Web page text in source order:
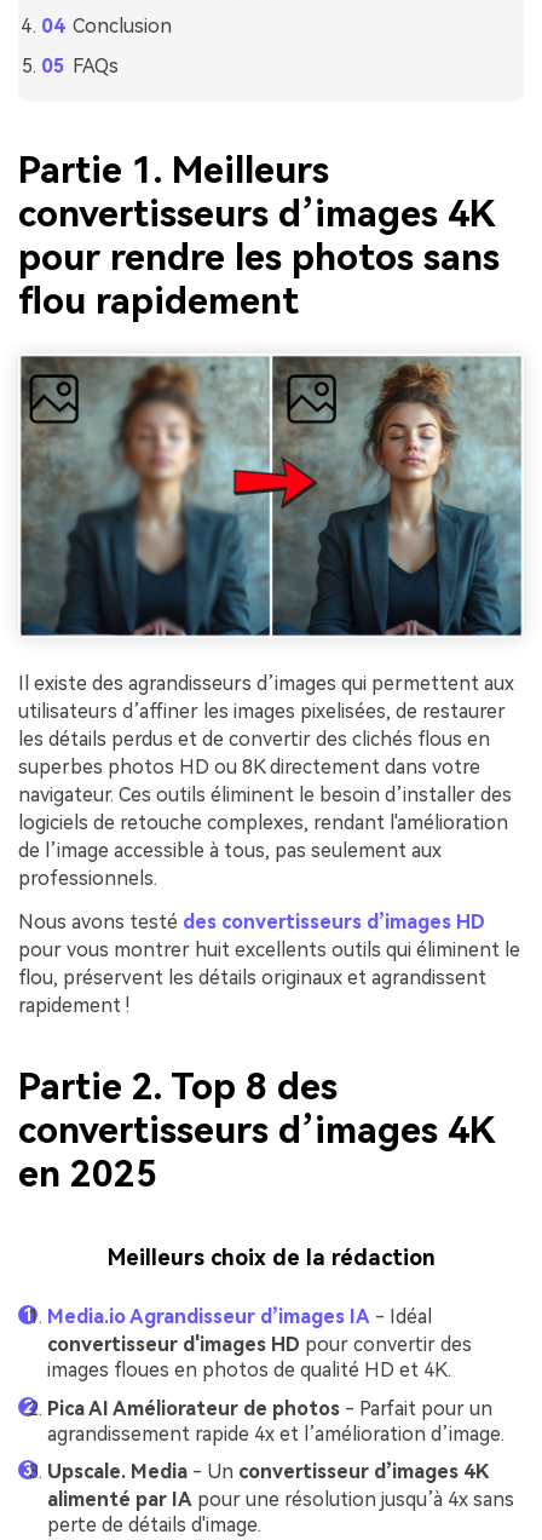
Conclusion
FAQs
Partie 1. Meilleurs
convertisseurs d’images 4K
pour rendre les photos sans
flou rapidement
Il existe des agrandisseurs d’images qui permettent aux
utilisateurs d’affiner les images pixelisées, de restaurer
les détails perdus et de convertir des clichés flous en
superbes photos HD ou 8K directement dans votre
navigateur. Ces outils éliminent le besoin d’installer des
logiciels de retouche complexes, rendant l'amélioration
de l’image accessible à tous, pas seulement aux
professionnels.
Nous avons testé des convertisseurs d’images HD
pour vous montrer huit excellents outils qui éliminent le
flou, préservent les détails originaux et agrandissent
rapidement !
Partie 2. Top 8 des
convertisseurs d’images 4K
en 2025
Meilleurs choix de la rédaction
Media.io Agrandisseur d’images IA - Idéal
convertisseur d'images HD pour convertir des
images floues en photos de qualité HD et 4K.
Pica AI Améliorateur de photos - Parfait pour un
agrandissement rapide 4x et l’amélioration d’image.
Upscale. Media - Un convertisseur d’images 4K
alimenté par IA pour une résolution jusqu’à 4x sans
perte de détails d'image.